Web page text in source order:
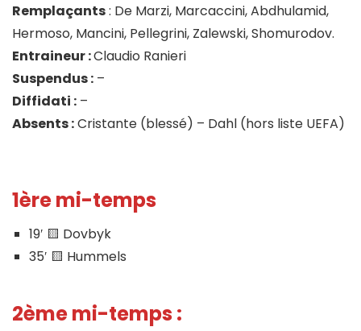
Remplaçants: De Marzi, Marcaccini, Abdhulamid,
Hermoso, Mancini, Pellegrini, Zalewski, Shomurodov.
Entraineur :Claudio Ranieri
Suspendus : –
Diffidati : –
Absents :Cristante (blessé) – Dahl (hors liste UEFA)
1ère mi-temps
19′ 🟨 Dovbyk
35′ 🟨 Hummels
2ème mi-temps :